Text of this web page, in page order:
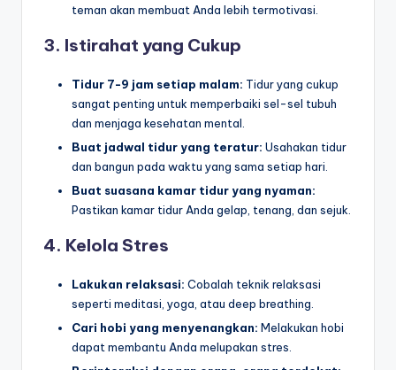
teman akan membuat Anda lebih termotivasi.
3. Istirahat yang Cukup
Tidur 7-9 jam setiap malam: Tidur yang cukup
sangat penting untuk memperbaiki sel-sel tubuh
dan menjaga kesehatan mental.
Buat jadwal tidur yang teratur: Usahakan tidur
dan bangun pada waktu yang sama setiap hari.
Buat suasana kamar tidur yang nyaman:
Pastikan kamar tidur Anda gelap, tenang, dan sejuk.
4. Kelola Stres
Lakukan relaksasi: Cobalah teknik relaksasi
seperti meditasi, yoga, atau deep breathing.
Cari hobi yang menyenangkan: Melakukan hobi
dapat membantu Anda melupakan stres.